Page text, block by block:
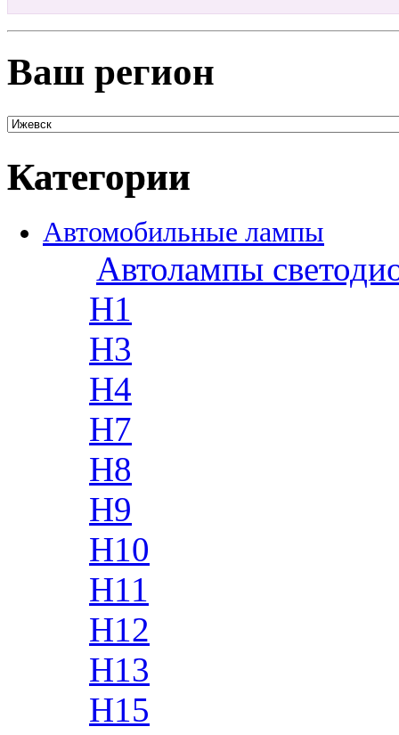
Ваш регион
Категории
Автомобильные лампы
Автолампы
H1
H3
H4
H7
H8
H9
H10
H11
H12
H13
H15